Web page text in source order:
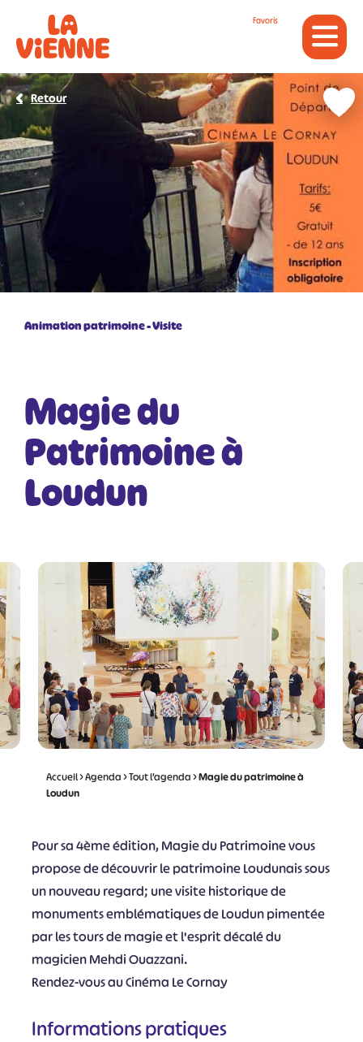
Favoris
Animation patrimoine Visite
Magie du
Patrimoine à
Loudun
Retour
Accueil>Agenda>Tout l’agenda>Magie du patrimoine à
Loudun
Pour sa 4ème édition, Magie du Patrimoine vous
propose de découvrir le patrimoine Loudunais sous
un nouveau regard; une visite historique de
monuments emblématiques de Loudun pimentée
par les tours de magie et l'esprit décalé du
magicien Mehdi Ouazzani.
Rendez-vous au Cinéma Le Cornay
Informations pratiques